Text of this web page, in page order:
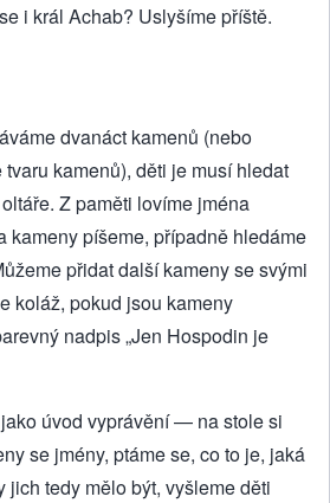
i král Achab? Uslyšíme příště.
dvanáct kamenů (nebo
kamenů), děti je musí hledat
Z paměti lovíme jména
kameny píšeme, případně hledáme
přidat další kameny se svými
koláž, pokud jsou kameny
nadpis „Jen Hospodin je
úvod vyprávění — na stole si
se jmény, ptáme se, co to je, jaká
jich tedy mělo být, vyšleme děti